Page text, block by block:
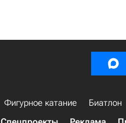
Фигурное катание Биатлон